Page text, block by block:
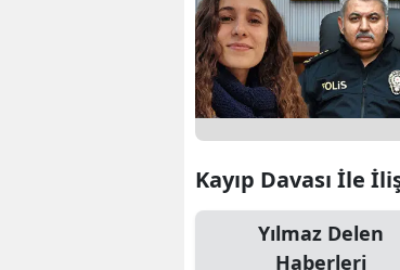
Kayıp Davası İle
Yılmaz Delen
Haberleri